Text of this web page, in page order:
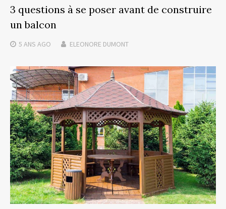
3 questions à se poser avant de construire
un balcon
5 ANS AGO ELEONORE DUMONT